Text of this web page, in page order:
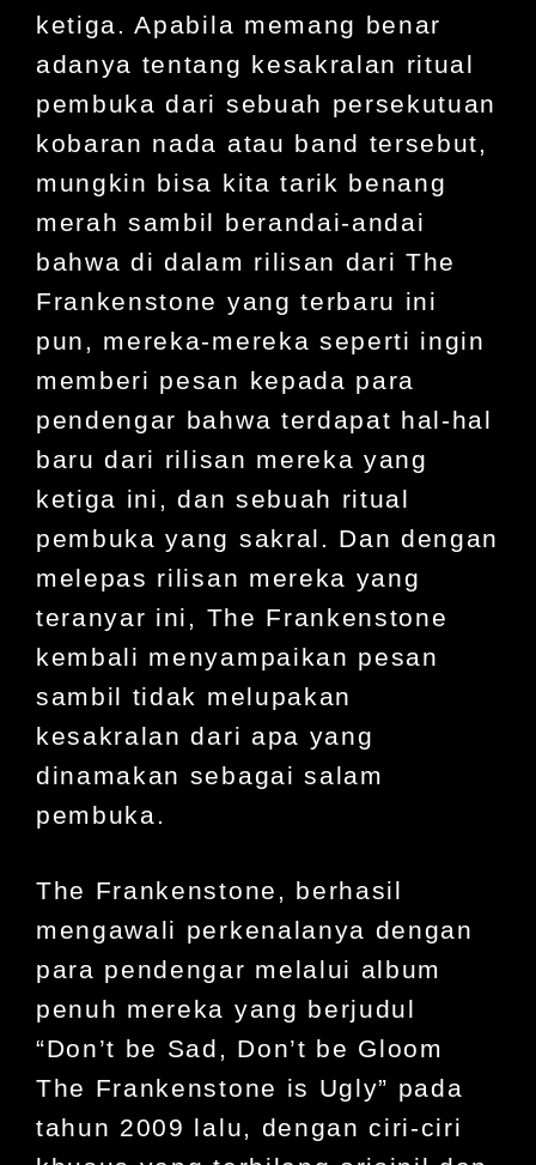
ketiga. Apabila memang benar
adanya tentang kesakralan ritual
pembuka dari sebuah persekutuan
kobaran nada atau band tersebut,
mungkin bisa kita tarik benang
merah sambil berandai-andai
bahwa di dalam rilisan dari The
Frankenstone yang terbaru ini
pun, mereka-mereka seperti ingin
memberi pesan kepada para
pendengar bahwa terdapat hal-hal
baru dari rilisan mereka yang
ketiga ini, dan sebuah ritual
pembuka yang sakral. Dan dengan
melepas rilisan mereka yang
teranyar ini, The Frankenstone
kembali menyampaikan pesan
sambil tidak melupakan
kesakralan dari apa yang
dinamakan sebagai salam
pembuka.
The Frankenstone, berhasil
mengawali perkenalanya dengan
para pendengar melalui album
penuh mereka yang berjudul
“Don’t be Sad, Don’t be Gloom
The Frankenstone is Ugly” pada
tahun 2009 lalu, dengan ciri-ciri